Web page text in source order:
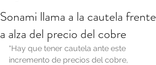
Sonami llama a la cautela frente
a alza del precio del cobre
“Hay que tener cautela ante este
incremento de precios del cobre,